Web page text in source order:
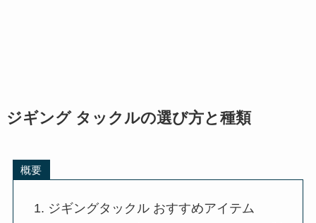
ジギング タックルの選び方と種類
概要
ジギングタックル おすすめアイテム